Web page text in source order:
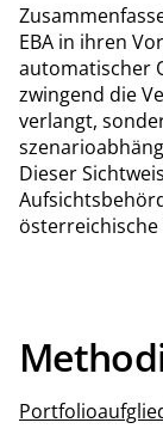
EBA in ihren
automatischer
zwingend die
verlangt,
Dieser
österreichische